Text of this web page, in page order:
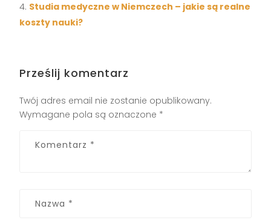
Studia medyczne w Niemczech – jakie są realne
koszty nauki?
Prześlij komentarz
Twój adres email nie zostanie opublikowany.
Wymagane pola są oznaczone *